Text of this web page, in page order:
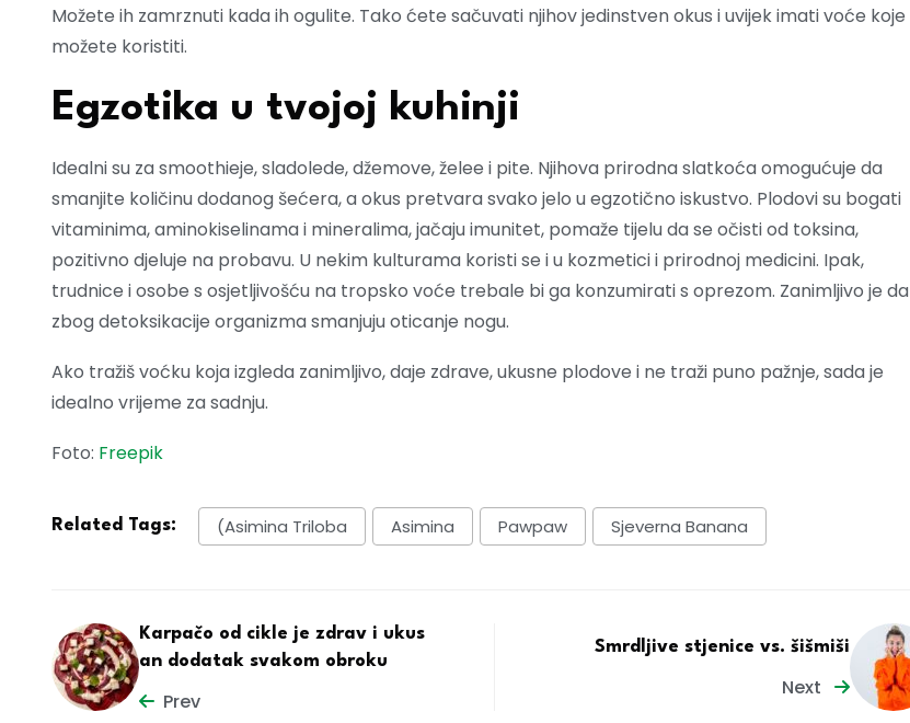
Možete ih zamrznuti kada ih ogulite. Tako ćete sačuvati njihov jedinstven okus i uvijek imati voće koje
možete koristiti.
Egzotika u tvojoj kuhinji
Idealni su za smoothieje, sladolede, džemove, želee i pite. Njihova prirodna slatkoća omogućuje da
smanjite količinu dodanog šećera, a okus pretvara svako jelo u egzotično iskustvo. Plodovi su bogati
vitaminima, aminokiselinama i mineralima, jačaju imunitet, pomaže tijelu da se očisti od toksina,
pozitivno djeluje na probavu. U nekim kulturama koristi se i u kozmetici i prirodnoj medicini. Ipak,
trudnice i osobe s osjetljivošću na tropsko voće trebale bi ga konzumirati s oprezom. Zanimljivo je da
zbog detoksikacije organizma smanjuju oticanje nogu.
Ako tražiš voćku koja izgleda zanimljivo, daje zdrave, ukusne plodove i ne traži puno pažnje, sada je
idealno vrijeme za sadnju.
Foto: Freepik
Related Tags: (Asimina Triloba Asimina Pawpaw Sjeverna Banana
Karpačo od cikle je zdrav i ukus
an dodatak svakom obroku
Prev
Smrdljive stjenice vs. šišmiši
Next